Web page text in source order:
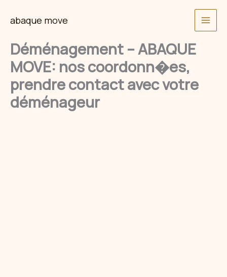
abaque move
Déménagement – ABAQUE
MOVE: nos coordonn�es,
prendre contact avec votre
déménageur